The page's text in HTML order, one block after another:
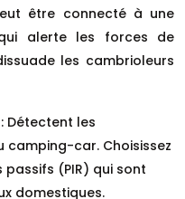
être connecté à une
alerte les forces de
les cambrioleurs
Détectent les
camping-car. Choisissez
(PIR) qui sont
domestiques.